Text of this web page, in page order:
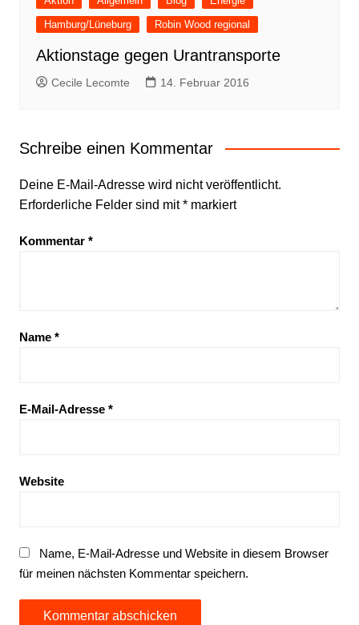
Hamburg/Lüneburg
Robin Wood regional
Aktionstage gegen Urantransporte
Cecile Lecomte 14. Februar 2016
Schreibe einen Kommentar
Deine E-Mail-Adresse wird nicht veröffentlicht.
Erforderliche Felder sind mit*markiert
Kommentar *
Name *
E-Mail-Adresse *
Website
Name, E-Mail-Adresse und Website in diesem Browser
für meinen nächsten Kommentar speichern.